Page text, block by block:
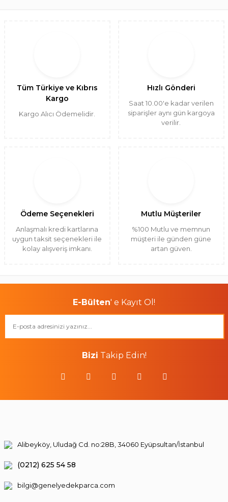
Tüm Türkiye ve Kıbrıs
Kargo
Kargo Alıcı Ödemelidir.
Hızlı Gönderi
Saat 10.00'e kadar verilen
siparişler aynı gün kargoya
verilir.
Ödeme Seçenekleri
Anlaşmalı kredi kartlarına
uygun taksit seçenekleri ile
kolay alışveriş imkanı.
Mutlu Müşteriler
%100 Mutlu ve memnun
müşteri ile günden güne
artan güven.
E-Bülten' e Kayıt Ol!
Bizi Takip Edin!
Alibeyköy, Uludağ Cd. no:28B, 34060 Eyüpsultan/İstanbul
(0212) 625 54 58
bilgi@genelyedekparca.com